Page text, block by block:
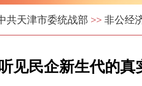
共天津市委统战部 >> 非公经
见民企新生代的真